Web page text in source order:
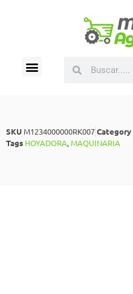
SKU M1234000000RK007Category
Tags HOYADORA, MAQUINARIA